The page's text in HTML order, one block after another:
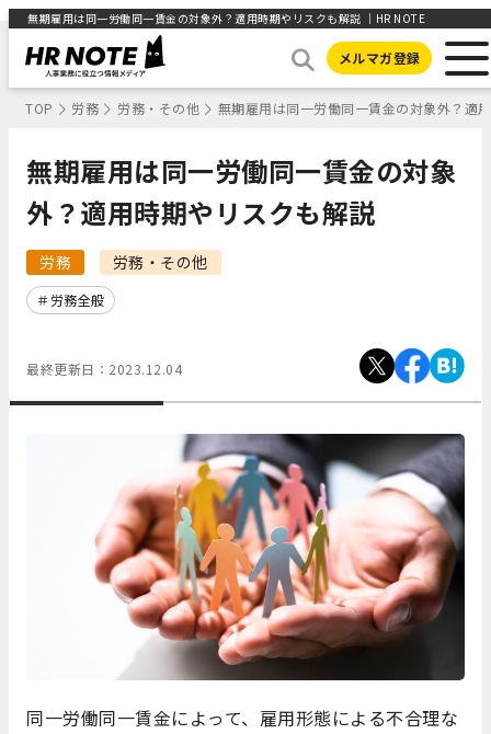
無期雇用は同一労働同一賃金の対象外？適用時期やリスクも解説 ｜HR NOTE
メルマガ登録
TOP 労務 労務・その他 無期雇用は同一労働同一賃金の対象外？適
無期雇用は同一労働同一賃金の対象
外？適用時期やリスクも解説
労務 労務・その他
労務全般
最終更新日： 2023.12.04
同一労働同一賃金によって、雇用形態による不合理な